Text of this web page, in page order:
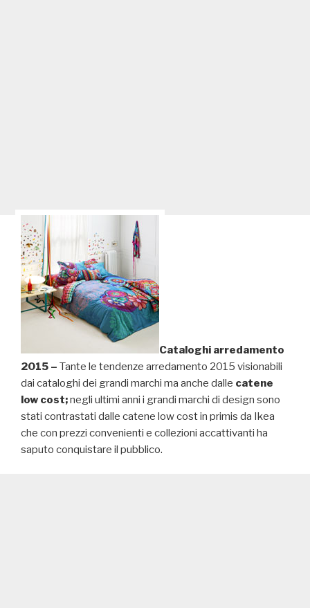
Cataloghi arredamento
2015 – Tante le tendenze arredamento 2015 visionabili
dai cataloghi dei grandi marchi ma anche dalle catene
low cost;negli ultimi anni i grandi marchi di design sono
stati contrastati dalle catene low cost in primis da Ikea
che con prezzi convenienti e collezioni accattivanti ha
saputo conquistare il pubblico.